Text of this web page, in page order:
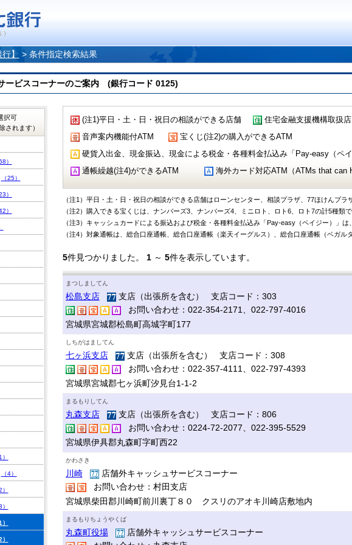
】 > 条件指定検索結果
ービスコーナーのご案内 (銀行コード 0125)
(注1)平日・土・日・祝日の相談ができる店舗 住宅金融支援機構取扱店
音声案内機能付ATM
宝くじ(注2)の購入ができるATM
硬貨入出金、現金振込、現金による税金・各種料金払込み「Pay-easy（ペ
通帳繰越(注4)ができるATM
海外カード対応ATM（ATMs that can
（注1）平日・土・日・祝日の相談ができる店舗はローンセンター、相談プラザ、77ほけんプラ
（注2）購入できる宝くじは、ナンバーズ3、ナンバーズ4、ミニロト、ロト6、ロト7の計5種類で
（注3）キャッシュカードによる振込および税金・各種料金払込み「Pay-easy（ペイジー）」は
（注4）対象通帳は、総合口座通帳、総合口座通帳（楽天イーグルス）、総合口座通帳（ベガル
5件見つかりました。 1～ 5件を表示しています。
まつしましてん
松島支店
支店（出張所を含む） 支店コード：303
お問い合わせ：022-354-2171、022-797-4016
宮城県宮城郡松島町高城字町177
しちがはましてん
七ヶ浜支店
支店（出張所を含む） 支店コード：308
お問い合わせ：022-357-4111、022-797-4393
宮城県宮城郡七ヶ浜町汐見台1-1-2
まるもりしてん
丸森支店
支店（出張所を含む） 支店コード：806
お問い合わせ：0224-72-2077、022-395-5529
宮城県伊具郡丸森町字町西22
かわさき
川崎
店舗外キャッシュサービスコーナー
お問い合わせ：村田支店
宮城県柴田郡川崎町前川裏丁８０ クスリのアオキ川崎店敷地内
まるもりちょうやくば
丸森町役場
店舗外キャッシュサービスコーナー
択可
されます）
）
（25）
）
）
）
（4）
）
）
）
）